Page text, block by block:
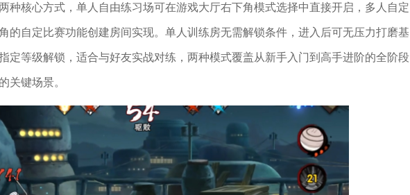
种核心方式，单人自由练习场可在游戏大厅右下角模式选择中直接开启，多人自定
的自定比赛功能创建房间实现。单人训练房无需解锁条件，进入后可无压力打磨基
定等级解锁，适合与好友实战对练，两种模式覆盖从新手入门到高手进阶的全阶段
关键场景。